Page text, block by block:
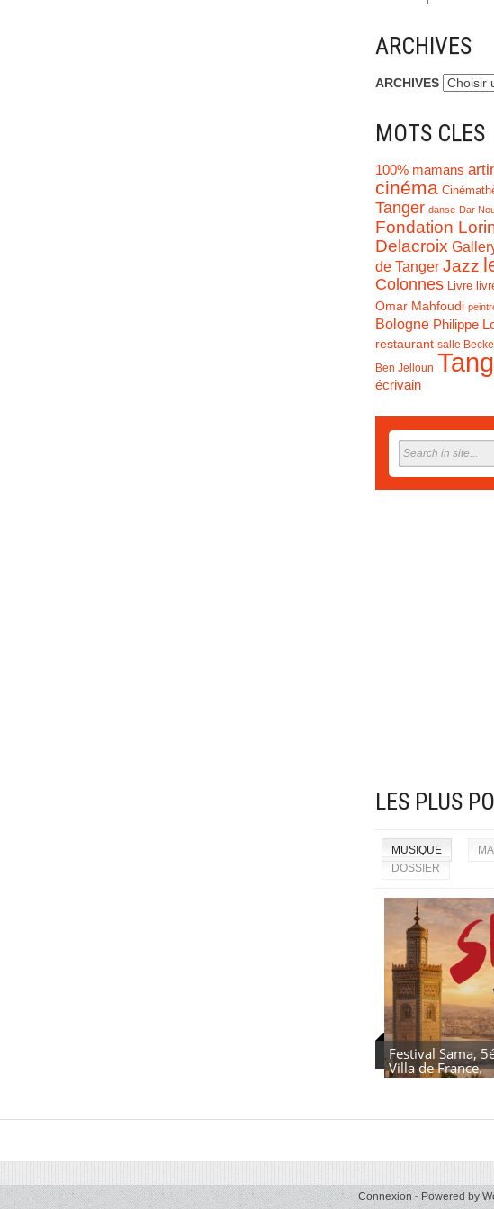
ARCHIVES
ARCHIVES
MOTS CLES
100% mamans
cinéma
Tanger danse Dar
Fondation
Delacroix
de Tanger Jazz
Colonnes Livre
Omar Mahfoudi
Bologne Philippe
restaurant salle
Ben Jelloun
écrivain
LES PLUS
MUSIQUE
DOSSIER
Festival Sama,
Villa de France.
Connexion- Powered by